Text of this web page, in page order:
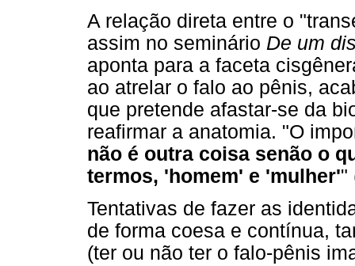
A relação direta entre o
assim no seminário De um
aponta para a faceta
ao atrelar o falo ao pênis,
que pretende afastar-se da
reafirmar a anatomia. "O
não é outra coisa senão o
termos, 'homem' e 'mulher'"
Tentativas de fazer as
de forma coesa e contínua,
(ter ou não ter o falo-pênis